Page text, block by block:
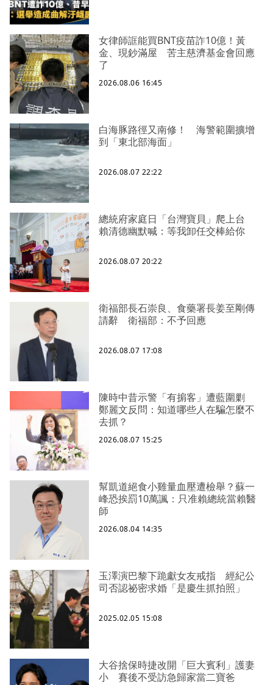
女律師誆能買BNT疫苗詐10億！黃
金、現鈔滿屋 苦主慈濟基金會回應
了
2026.08.06 16:45
白海豚路徑又南修！ 海警範圍擴增
到「東北部海面」
2026.08.07 22:22
總統府家庭日「台灣寶貝」爬上台
賴清德幽默喊：等我卸任交棒給你
2026.08.07 20:22
衛福部長石崇良、食藥署長姜至剛傳
請辭 衛福部：不予回應
2026.08.07 17:08
陳時中昔示警「有掮客」遭藍圍剿
鄭麗文反問：知道哪些人在騙怎麼不
去抓？
2026.08.07 15:25
幫凱道絕食小雞量血壓遭檢舉？蘇一
峰恐挨罰10萬諷：只准賴總統當賴醫
師
2026.08.04 14:35
玉澤演巴黎下跪獻女友戒指 經紀公
司否認祕密求婚「是慶生抓拍照」
2025.02.05 15:08
大谷捨保時捷改開「巨大賓利」護妻
小 賽後不受訪急歸家當二寶爸